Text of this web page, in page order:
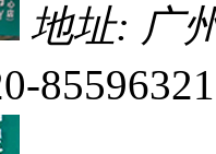
地址: 广
85596321